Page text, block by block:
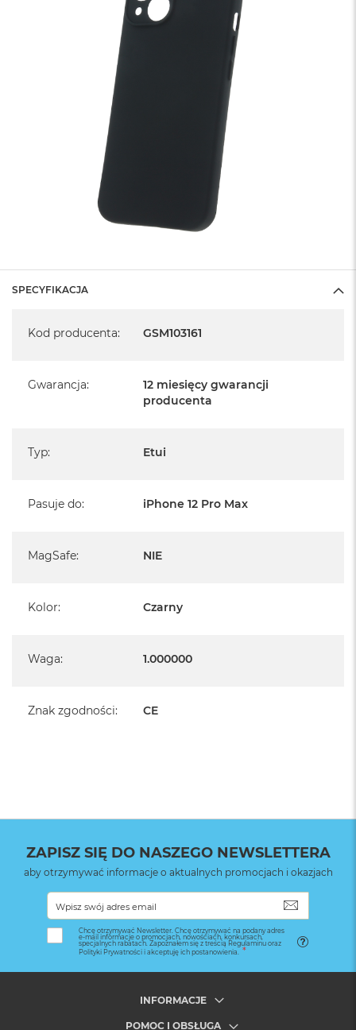
SPECYFIKACJA
Kod producenta: GSM103161
Gwarancja:
12 miesięcy gwarancji
producenta
Typ: Etui
Pasuje do: iPhone 12 Pro Max
MagSafe: NIE
Kolor: Czarny
Waga: 1.000000
Znak zgodności: CE
ZAPISZ SIĘ DO NASZEGO NEWSLETTERA
aby otrzymywać informacje o aktualnych promocjach i okazjach
Chcę otrzymywać Newsletter. Chcę otrzymywać na podany adres
e-mail informacje o promocjach, nowościach, konkursach,
specjalnych rabatach. Zapoznałem się z treścią Regulaminu oraz
Polityki Prywatności i akceptuję ich postanowienia.
INFORMACJE
POMOC I OBSŁUGA